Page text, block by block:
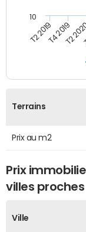
T2 2019T4 2019
T2
10
Terrains
Prix au m2
Prix
villes proches
Ville